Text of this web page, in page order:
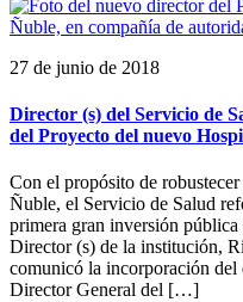
27 de junio de 2018
Director (s) del Servicio de
del Proyecto del nuevo
Con el propósito de
Ñuble, el Servicio de Salud
primera gran inversión
Director (s) de la institución,
comunicó la incorporación
Director General del […]